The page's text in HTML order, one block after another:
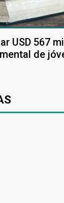
USD 567
de